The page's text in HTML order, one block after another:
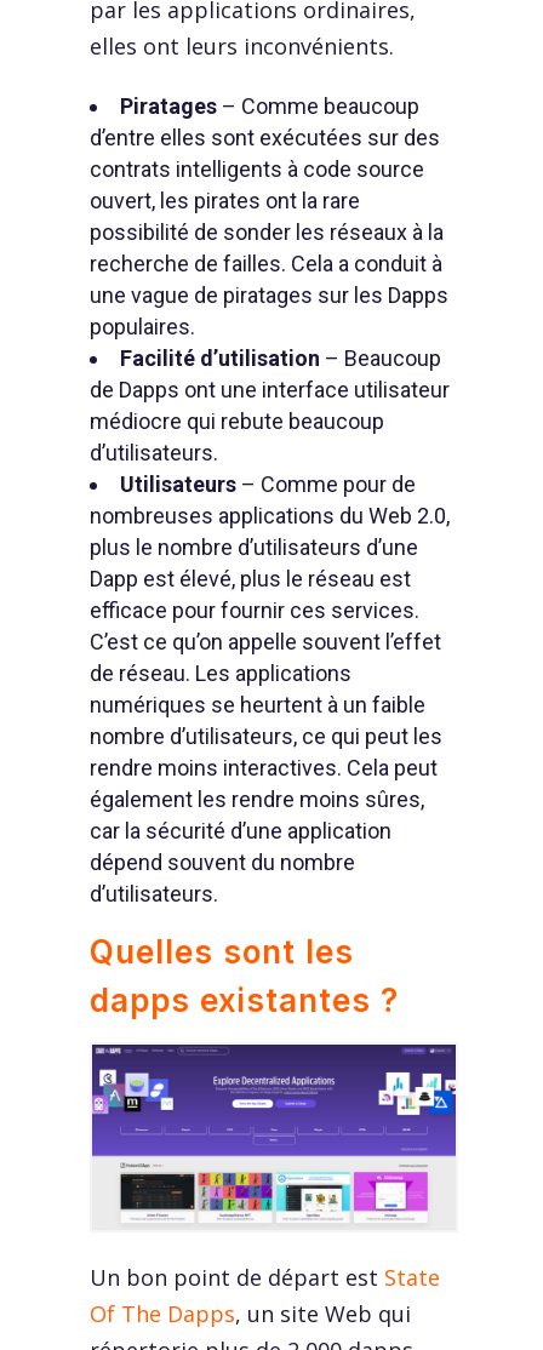
par les applications ordinaires,
elles ont leurs inconvénients.
Piratages – Comme beaucoup
d’entre elles sont exécutées sur des
contrats intelligents à code source
ouvert, les pirates ont la rare
possibilité de sonder les réseaux à la
recherche de failles. Cela a conduit à
une vague de piratages sur les Dapps
populaires.
Facilité d’utilisation – Beaucoup
de Dapps ont une interface utilisateur
médiocre qui rebute beaucoup
d’utilisateurs.
Utilisateurs – Comme pour de
nombreuses applications du Web 2.0,
plus le nombre d’utilisateurs d’une
Dapp est élevé, plus le réseau est
efficace pour fournir ces services.
C’est ce qu’on appelle souvent l’effet
de réseau. Les applications
numériques se heurtent à un faible
nombre d’utilisateurs, ce qui peut les
rendre moins interactives. Cela peut
également les rendre moins sûres,
car la sécurité d’une application
dépend souvent du nombre
d’utilisateurs.
Quelles sont les
dapps existantes ?
Un bon point de départ est State
Of The Dapps, un site Web qui